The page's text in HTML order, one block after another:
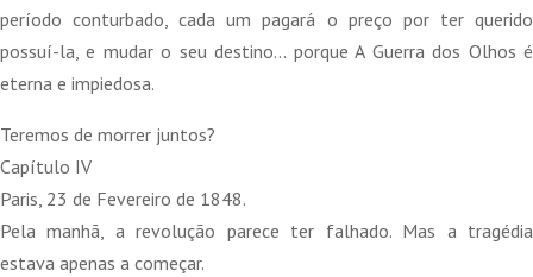
período conturbado, cada um pagará o preço por ter querido
possuí-la, e mudar o seu destino… porque A Guerra dos Olhos é
eterna e impiedosa.
Teremos de morrer juntos?
Capítulo IV
Paris, 23 de Fevereiro de 1848.
Pela manhã, a revolução parece ter falhado. Mas a tragédia
estava apenas a começar.